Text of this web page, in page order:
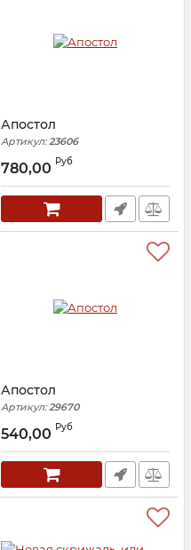
Апостол
Артикул: 23606
780,00 Руб
Апостол
Артикул: 29670
540,00 Руб